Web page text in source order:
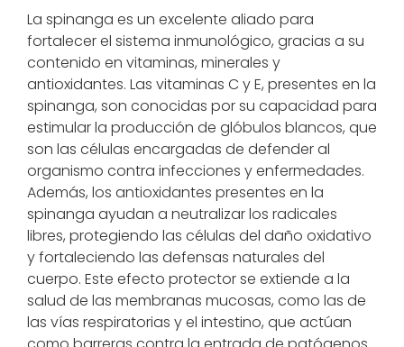
La spinanga es un excelente aliado para
fortalecer el sistema inmunológico, gracias a su
contenido en vitaminas, minerales y
antioxidantes. Las vitaminas C y E, presentes en la
spinanga, son conocidas por su capacidad para
estimular la producción de glóbulos blancos, que
son las células encargadas de defender al
organismo contra infecciones y enfermedades.
Además, los antioxidantes presentes en la
spinanga ayudan a neutralizar los radicales
libres, protegiendo las células del daño oxidativo
y fortaleciendo las defensas naturales del
cuerpo. Este efecto protector se extiende a la
salud de las membranas mucosas, como las de
las vías respiratorias y el intestino, que actúan